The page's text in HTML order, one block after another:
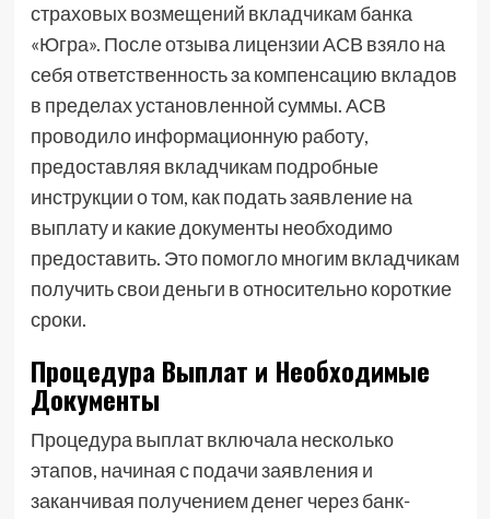
страховых возмещений вкладчикам банка
«Югра». После отзыва лицензии АСВ взяло на
себя ответственность за компенсацию вкладов
в пределах установленной суммы. АСВ
проводило информационную работу,
предоставляя вкладчикам подробные
инструкции о том, как подать заявление на
выплату и какие документы необходимо
предоставить. Это помогло многим вкладчикам
получить свои деньги в относительно короткие
сроки.
Процедура Выплат и Необходимые
Документы
Процедура выплат включала несколько
этапов, начиная с подачи заявления и
заканчивая получением денег через банк-